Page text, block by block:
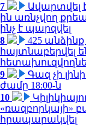
7
Ավարտվել
ին առնչվող
ինչ է պարզվել
8
425
հայտնաբերվել
9
Գազ չի
ժամը 18:00-ն
10
«ռազբորկայի»
հրապարակվել